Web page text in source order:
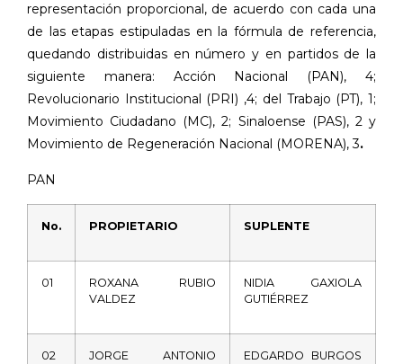
representación proporcional, de acuerdo con cada una
de las etapas estipuladas en la fórmula de referencia,
quedando distribuidas en número y en partidos de la
siguiente manera: Acción Nacional (PAN), 4;
Revolucionario Institucional (PRI) ,4; del Trabajo (PT), 1;
Movimiento Ciudadano (MC), 2; Sinaloense (PAS), 2 y
Movimiento de Regeneración Nacional (MORENA), 3.
PAN
No. PROPIETARIO SUPLENTE
01 ROXANA
RUBIO
VALDEZ
NIDIA
GAXIOLA
GUTIÉRREZ
02 JORGE
ANTONIO
EDGARDO
BURGOS